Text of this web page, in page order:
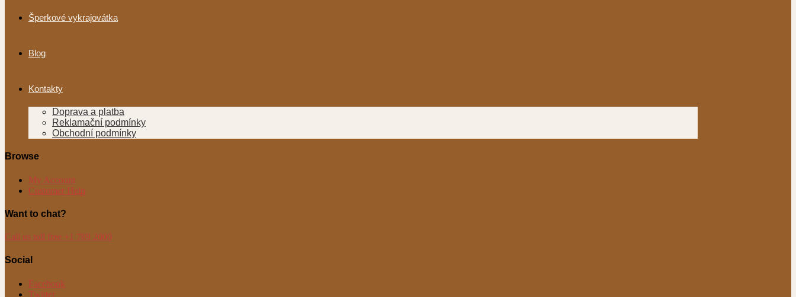
Šperkové vykrajovátka
Blog
Kontakty
Doprava a platba
Reklamační podmínky
Obchodní podmínky
Browse
My Account
Customer Help
Want to chat?
Call us toll free +1 789 2000
Social
Facebook
Twitter